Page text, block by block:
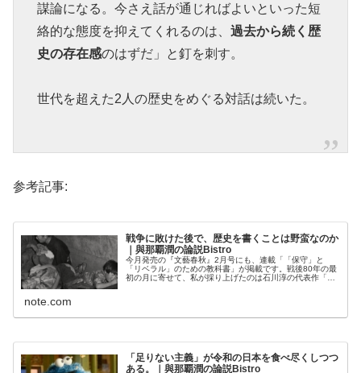
謀論になる。今さえ話が通じればよいといった短
絡的な態度を抑えてくれるのは、 過去から続く歴
史の存在感のはずだ」と釘を刺す。
世代を超えた2人の歴史をめぐる対話は続いた。
参考記事:
戦争に敗けた後で、歴史を書くことは野蛮なのか
｜與那覇潤の論説Bistro
今月発売の『文藝春秋』2月号にも、連載「「保守」と
「リベラル」のための教科書」が掲載です。戦後80年の最
初の月に寄せて、私が採り上げたのは石川淳の代表作「焼
note.com
「足りない主義」が令和の日本を食べ尽くしつつ
ある。｜與那覇潤の論説Bistro